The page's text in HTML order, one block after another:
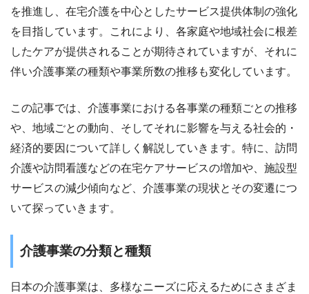
を推進し、在宅介護を中心としたサービス提供体制の強化
を目指しています。これにより、各家庭や地域社会に根差
したケアが提供されることが期待されていますが、それに
伴い介護事業の種類や事業所数の推移も変化しています。
この記事では、介護事業における各事業の種類ごとの推移
や、地域ごとの動向、そしてそれに影響を与える社会的・
経済的要因について詳しく解説していきます。特に、訪問
介護や訪問看護などの在宅ケアサービスの増加や、施設型
サービスの減少傾向など、介護事業の現状とその変遷につ
いて探っていきます。
介護事業の分類と種類
日本の介護事業は、多様なニーズに応えるためにさまざま